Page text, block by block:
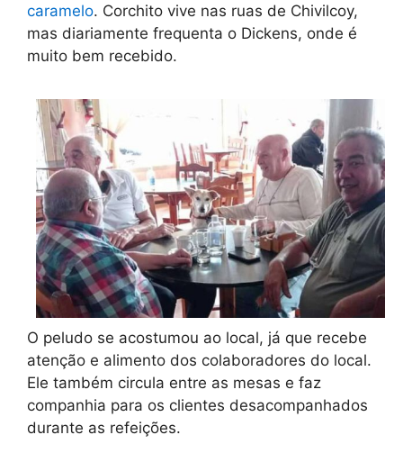
caramelo. Corchito vive nas ruas de Chivilcoy,
mas diariamente frequenta o Dickens, onde é
muito bem recebido.
O peludo se acostumou ao local, já que recebe
atenção e alimento dos colaboradores do local.
Ele também circula entre as mesas e faz
companhia para os clientes desacompanhados
durante as refeições.